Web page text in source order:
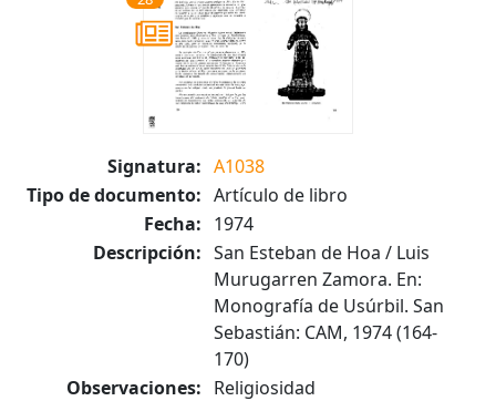
Signatura: A1038
Tipo de documento: Artículo de libro
Fecha: 1974
Descripción: San Esteban de Hoa / Luis
Murugarren Zamora. En:
Monografía de Usúrbil. San
Sebastián: CAM, 1974 (164-
170)
Observaciones: Religiosidad